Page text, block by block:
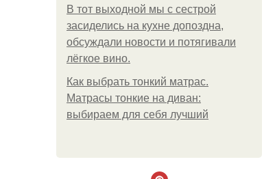
В тот выходной мы с сестрой
засиделись на кухне допоздна,
обсуждали новости и потягивали
лёгкое вино.
Как выбрать тонкий матрас.
Матрасы тонкие на диван:
выбираем для себя лучший